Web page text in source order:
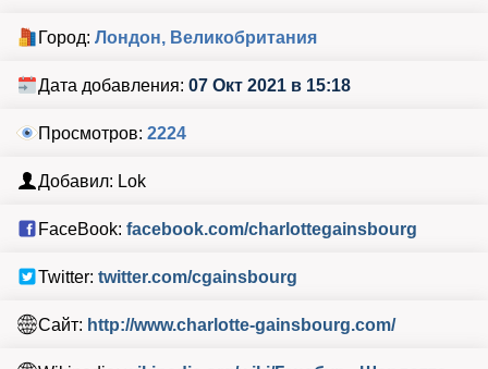
Город: Лондон, Великобритания
Дата добавления: 07 Окт 2021 в 15:18
Просмотров: 2224
Добавил: Lok
FaceBook: facebook.com/charlottegainsbourg
Twitter: twitter.com/cgainsbourg
Сайт: http://www.charlotte-gainsbourg.com/